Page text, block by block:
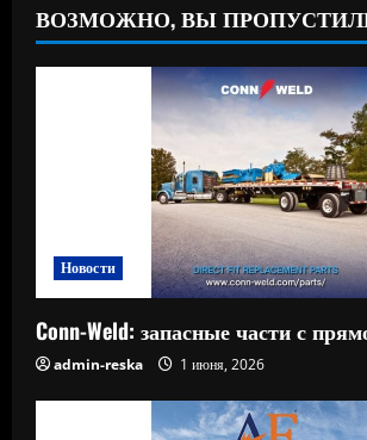
ВОЗМОЖНО, ВЫ
Новости
Conn-Weld: запасные части с
admin-reska 1 июня, 2026